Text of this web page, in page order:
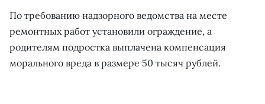
По требованию надзорного ведомства на месте
ремонтных работ установили ограждение, а
родителям подростка выплачена компенсация
морального вреда в размере 50 тысяч рублей.